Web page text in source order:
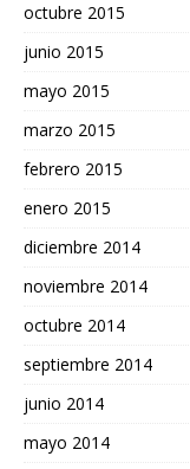
octubre 2015
junio 2015
mayo 2015
marzo 2015
febrero 2015
enero 2015
diciembre 2014
noviembre 2014
octubre 2014
septiembre 2014
junio 2014
mayo 2014